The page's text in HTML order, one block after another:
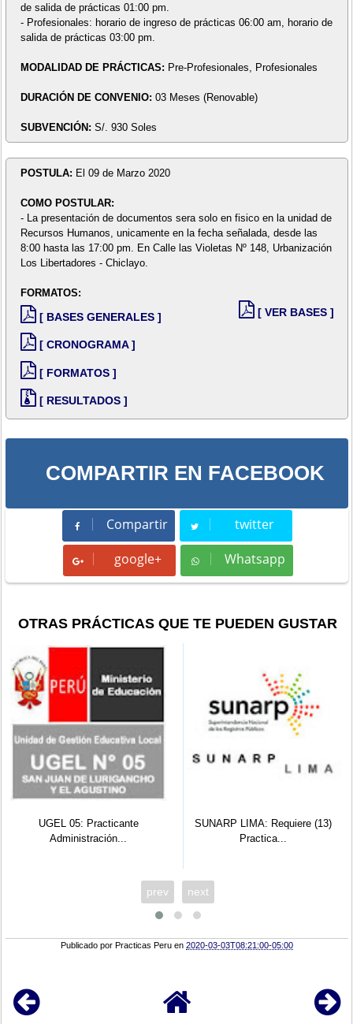
de salida de prácticas 01:00 pm.
- Profesionales: horario de ingreso de prácticas 06:00 am, horario de
salida de prácticas 03:00 pm.
MODALIDAD DE PRÁCTICAS: Pre-Profesionales, Profesionales
DURACIÓN DE CONVENIO: 03 Meses (Renovable)
SUBVENCIÓN: S/. 930 Soles
POSTULA: El 09 de Marzo 2020
COMO POSTULAR:
- La presentación de documentos sera solo en fisico en la unidad de
Recursos Humanos, unicamente en la fecha señalada, desde las
8:00 hasta las 17:00 pm. En Calle las Violetas Nº 148, Urbanización
Los Libertadores - Chiclayo.
FORMATOS:
[ BASES GENERALES ]
[ CRONOGRAMA ]
[ FORMATOS ]
[ RESULTADOS ]
[ VER BASES ]
COMPARTIR EN FACEBOOK
Compartir
Compartir twitter
Tweet
google+ Whatsapp
Whatsapp
OTRAS PRÁCTICAS QUE TE PUEDEN GUSTAR
UGEL 05: Practicante
Administración...
SUNARP LIMA: Requiere (13)
Practica...
prev next
Publicado porPracticas Peru en2020-03-03T08:21:00-05:00